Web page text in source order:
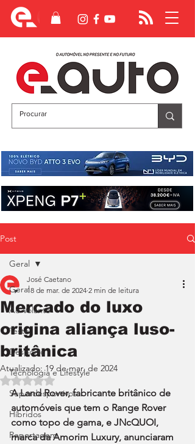
Post
Geral
Ao Volante
Teste
Desporto
Tecnologia e Lifestyle
Superdesportivos
Híbridos
Reportagem
Geral
Mercado do luxo
origina aliança luso-
britânica
José Caetano
18 de mar. de 2024 2 min de leitura
Atualizado:19 de mar. de 2024
Avaliado com NaN de 5 estrelas.
A Land Rover, fabricante britânico de
automóveis que tem o Range Rover
como topo de gama, e JNcQUOI,
marca da Amorim Luxury, anunciaram